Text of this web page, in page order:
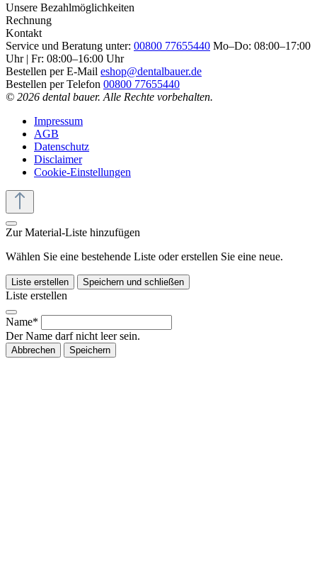
Unsere Bezahlmöglichkeiten
Rechnung
Kontakt
Service und Beratung unter: 00800 77655440 Mo–Do: 08:00–17:00
Uhr | Fr: 08:00–16:00 Uhr
Bestellen per E-Mail eshop@dentalbauer.de
Bestellen per Telefon 00800 77655440
© 2026 dental bauer. Alle Rechte vorbehalten.
Impressum
AGB
Datenschutz
Disclaimer
Cookie-Einstellungen
Zur Material-Liste hinzufügen
Wählen Sie eine bestehende Liste oder erstellen Sie eine neue.
Liste erstellen Speichern und schließen
Liste erstellen
Name*
Der Name darf nicht leer sein.
Abbrechen Speichern